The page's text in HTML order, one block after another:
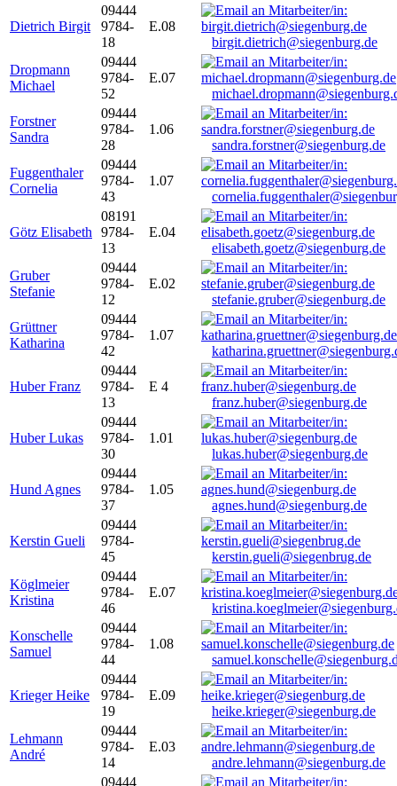
Dietrich Birgit
09444
9784-
18
E.08
birgit.dietrich@siegenburg.de
Dropmann
Michael
09444
9784-
52
E.07
Forstner
Sandra
09444
9784-
28
1.06
sandra.forstner@siegenburg.de
Fuggenthaler
Cornelia
09444
9784-
43
1.07
Götz Elisabeth
08191
9784-
13
E.04
elisabeth.goetz@siegenburg.de
Gruber
Stefanie
09444
9784-
12
E.02
stefanie.gruber@siegenburg.de
Grüttner
Katharina
09444
9784-
42
1.07
Huber Franz
09444
9784-
13
E 4
franz.huber@siegenburg.de
Huber Lukas
09444
9784-
30
1.01
lukas.huber@siegenburg.de
Hund Agnes
09444
9784-
37
1.05
agnes.hund@siegenburg.de
Kerstin Gueli
09444
9784-
45
kerstin.gueli@siegenbrug.de
Köglmeier
Kristina
09444
9784-
46
E.07
Konschelle
Samuel
09444
9784-
44
1.08
Krieger Heike
09444
9784-
19
E.09
heike.krieger@siegenburg.de
Lehmann
André
09444
9784-
14
E.03
andre.lehmann@siegenburg.de
09444